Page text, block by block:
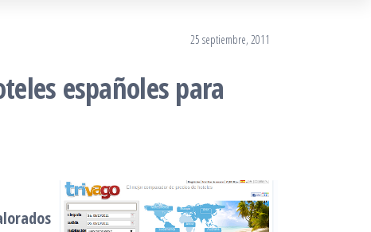
25 septiembre, 2011
españoles para